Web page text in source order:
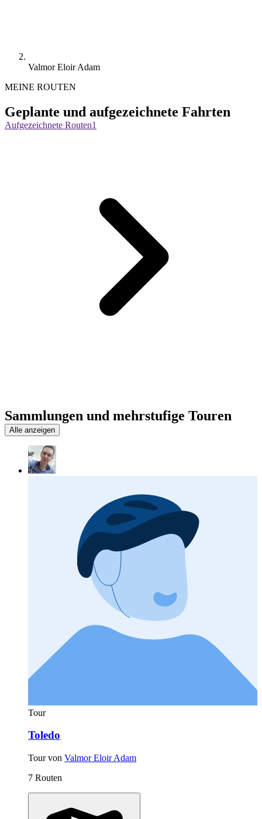
Valmor Eloir Adam
MEINE ROUTEN
Geplante und aufgezeichnete Fahrten
Aufgezeichnete Routen1
Sammlungen und mehrstufige Touren
Alle anzeigen
Tour
Toledo
Tour von Valmor Eloir Adam
7 Routen